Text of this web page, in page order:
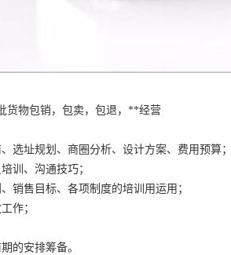
货物包销，包卖，包退，**经营
选址规划、商圈分析、设计方案、费用预算；
训、沟通技巧；
销售目标、各项制度的培训用运用；
作；
的安排筹备。